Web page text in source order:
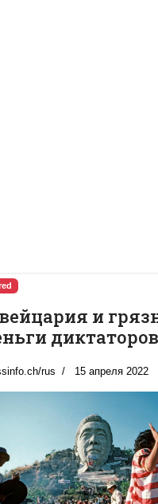
и
диктаторов
rus 15 апреля 2022